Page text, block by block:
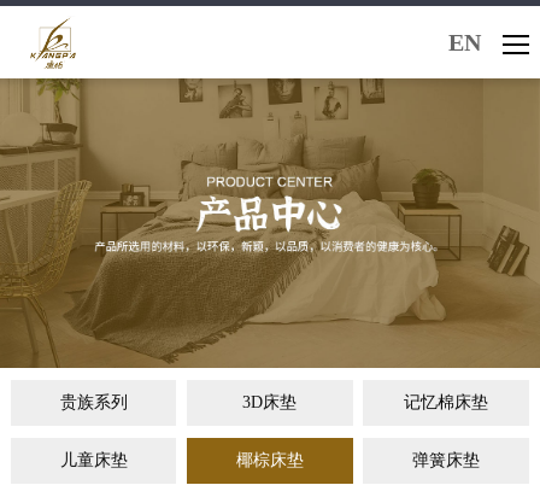
EN
贵族系列 3D床垫 记忆棉床垫
儿童床垫 椰棕床垫 弹簧床垫